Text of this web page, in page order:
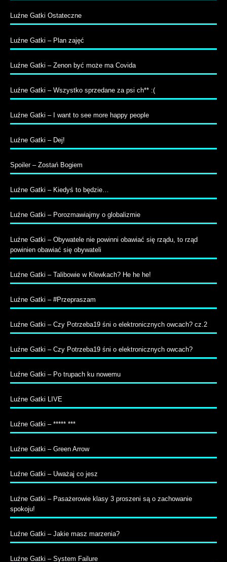
Luźne Gatki Ostateczne
Luźne Gatki – Plan zajęć
Luźne Gatki – Zenon być może ma Covida
Luźne Gatki – Wszystko sprzedane za psi ch** :(
Luźne Gatki – I want to see more happy people
Luźne Gatki – Dej!
Spoiler – Zostań Bogiem
Luźne Gatki – Kiedyś to będzie…
Luźne Gatki – Porozmawiajmy o globalizmie
Luźne Gatki – Obywatele nie powinni obawiać się rządu, to rząd
powinien obawiać się obywateli
Luźne Gatki – Talibowie w Klewkach? He he he!
Luźne Gatki – #Przepraszam
Luźne Gatki – Czy Potrzeba19 śni o elektronicznych owcach? cz.2
Luźne Gatki – Czy Potrzeba19 śni o elektronicznych owcach?
Luźne Gatki – Po trupach ku nowemu
Luźne Gatki LIVE
Luźne Gatki – ***** ***
Luźne Gatki – Green Arrow
Luźne Gatki – Uważaj co jesz
Luźne Gatki – Pasażerowie klasy 3 proszeni są o zachowanie
spokoju!
Luźne Gatki – Jakie masz marzenia?
Luźne Gatki – System Failure